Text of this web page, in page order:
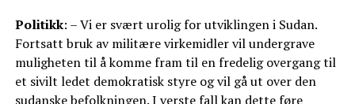
Politikk: – Vi er svært urolig for utviklingen i Sudan.
Fortsatt bruk av militære virkemidler vil undergrave
muligheten til å komme fram til en fredelig overgang til
et sivilt ledet demokratisk styre og vil gå ut over den
sudanske befolkningen. I verste fall kan dette føre